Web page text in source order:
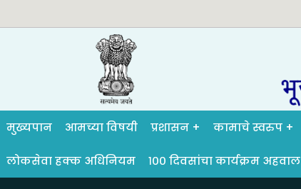
मुख्यपान आमच्या विषयी प्रशासन कामाचे स्वरुप
लोकसेवा हक्क अधिनियम १०० दिवसांचा कार्यक्रम अहवाल